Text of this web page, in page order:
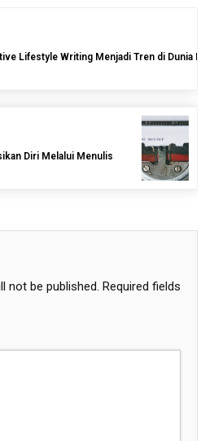
Lifestyle Writing Menjadi Tren di Dunia
Diri Melalui Menulis
not be published. Required fields